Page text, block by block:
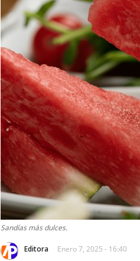
Sandías más dulces.
Editora Enero 7, 2025 - 16:40